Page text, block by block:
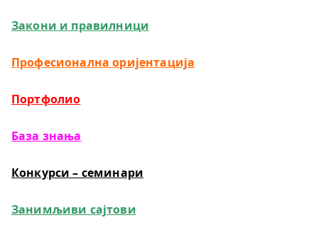
Закони и правилници
Професионална оријентација
Портфолио
База знања
Конкурси – семинари
Занимљиви сајтови